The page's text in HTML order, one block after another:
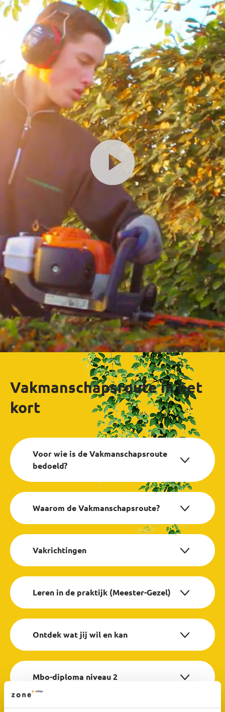
Vakmanschapsroute in het
kort
Voor wie is de Vakmanschapsroute
bedoeld?
Waarom de Vakmanschapsroute?
Vakrichtingen
Leren in de praktijk (Meester-Gezel)
Ontdek wat jij wil en kan
Mbo-diploma niveau 2